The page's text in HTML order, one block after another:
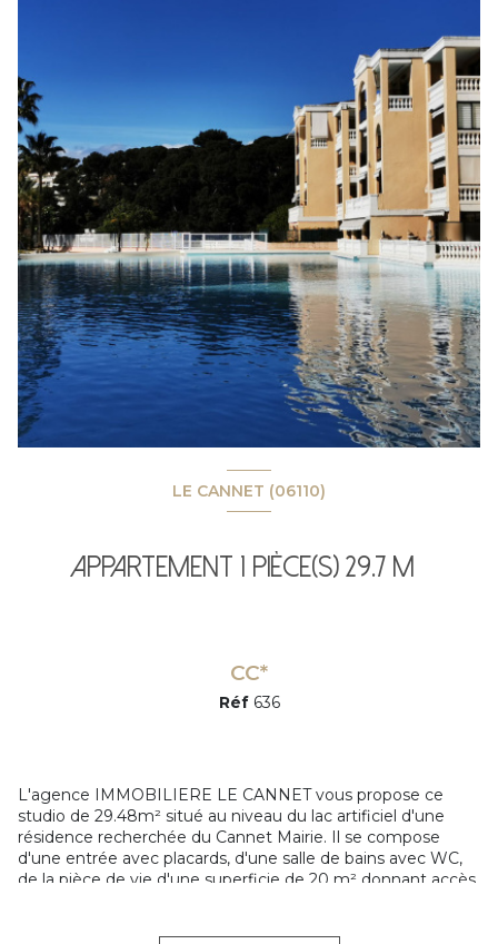
LE CANNET (06110)
Appartement 1 pièce(s) 29.7 m²
CC*
Réf 636
L'agence IMMOBILIERE LE CANNET vous propose ce
studio de 29.48m² situé au niveau du lac artificiel d'une
résidence recherchée du Cannet Mairie. Il se compose
d'une entrée avec placards, d'une salle de bains avec WC,
de la pièce de vie d'une superficie de 20 m² donnant accès